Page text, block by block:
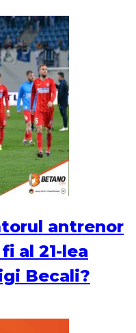
antrenor
al 21-lea
Becali?